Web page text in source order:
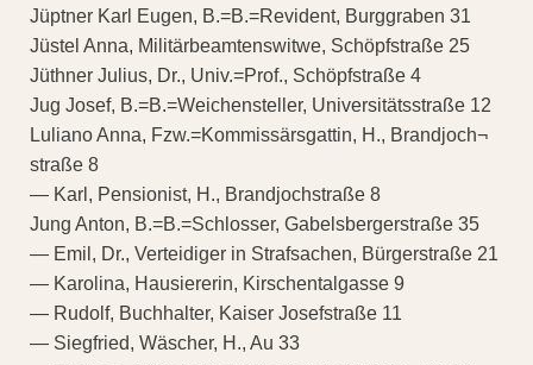
Jüptner Karl Eugen, B.=B.=Revident, Burggraben 31
Jüstel Anna, Militärbeamtenswitwe, Schöpfstraße 25
Jüthner Julius, Dr., Univ.=Prof., Schöpfstraße 4
Jug Josef, B.=B.=Weichensteller, Universitätsstraße 12
Luliano Anna, Fzw.=Kommissärsgattin, H., Brandjoch¬
straße 8
— Karl, Pensionist, H., Brandjochstraße 8
Jung Anton, B.=B.=Schlosser, Gabelsbergerstraße 35
— Emil, Dr., Verteidiger in Strafsachen, Bürgerstraße 21
— Karolina, Hausiererin, Kirschentalgasse 9
— Rudolf, Buchhalter, Kaiser Josefstraße 11
— Siegfried, Wäscher, H., Au 33